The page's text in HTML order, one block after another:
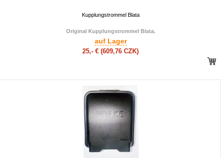
Kupplungstrommel Blata
Original Kupplungstrommel Blata.
auf Lager
25,- € (609,76 CZK)